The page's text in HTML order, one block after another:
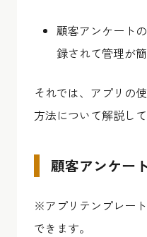
顧客アンケート
録されて管理が
それでは、アプリの
方法について解説して
顧客アンケー
※アプリテンプレー
できます。